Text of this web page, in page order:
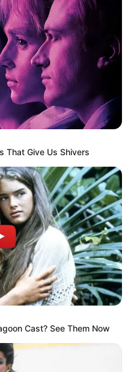
That Give Us Shivers
Cast? See Them Now